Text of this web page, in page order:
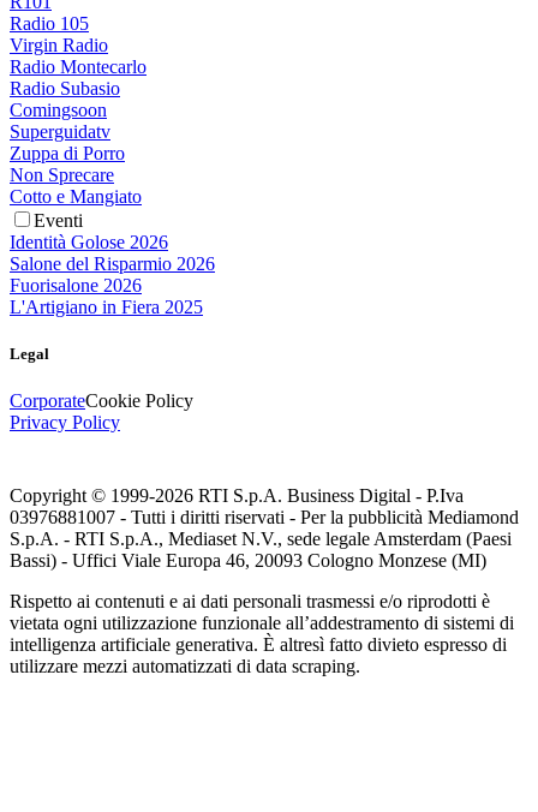
Radio 105
Virgin Radio
Radio Montecarlo
Radio Subasio
Comingsoon
Superguidatv
Zuppa di Porro
Non Sprecare
Cotto e Mangiato
Eventi
Identità Golose 2026
Salone del Risparmio 2026
Fuorisalone 2026
L'Artigiano in Fiera 2025
Legal
CorporateCookie Policy
Privacy Policy
Copyright © 1999-2026 RTI S.p.A. Business Digital - P.Iva
03976881007 - Tutti i diritti riservati - Per la pubblicità Mediamond
S.p.A. - RTI S.p.A., Mediaset N.V., sede legale Amsterdam (Paesi
Bassi) - Uffici Viale Europa 46, 20093 Cologno Monzese (MI)
Rispetto ai contenuti e ai dati personali trasmessi e/o riprodotti è
vietata ogni utilizzazione funzionale all’addestramento di sistemi di
intelligenza artificiale generativa. È altresì fatto divieto espresso di
utilizzare mezzi automatizzati di data scraping.